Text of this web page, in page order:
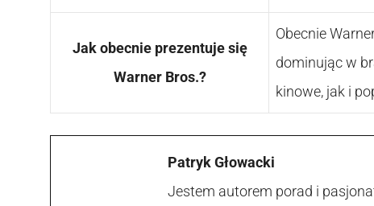
Jak obecnie prezentuje się
Warner Bros.?
Obecnie
dominując w
kinowe, jak i
Patryk Głowacki
Jestem autorem porad i